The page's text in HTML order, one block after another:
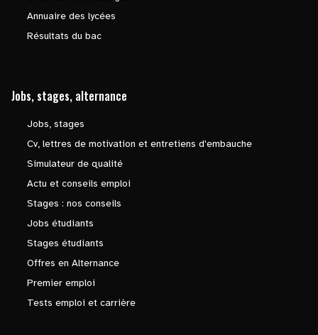
Annuaire des lycées
Résultats du bac
Jobs, stages, alternance
Jobs, stages
Cv, lettres de motivation et entretiens d'embauche
Simulateur de qualité
Actu et conseils emploi
Stages : nos conseils
Jobs étudiants
Stages étudiants
Offres en Alternance
Premier emploi
Tests emploi et carrière